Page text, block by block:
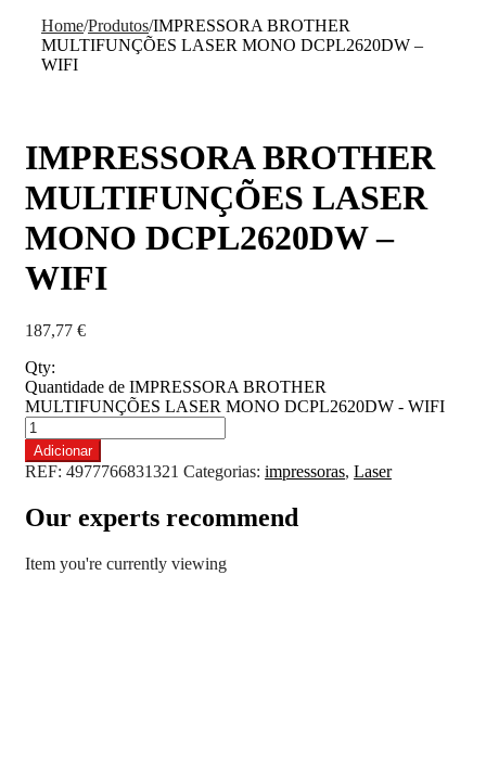
Home/Produtos/IMPRESSORA BROTHER
MULTIFUNÇÕES LASER MONO DCPL2620DW –
WIFI
IMPRESSORA BROTHER
MULTIFUNÇÕES LASER
MONO DCPL2620DW –
WIFI
187,77 €
Qty:
Quantidade de IMPRESSORA BROTHER
MULTIFUNÇÕES LASER MONO DCPL2620DW - WIFI
Adicionar
REF: 4977766831321 Categorias: impressoras, Laser
Our experts recommend
Item you're currently viewing